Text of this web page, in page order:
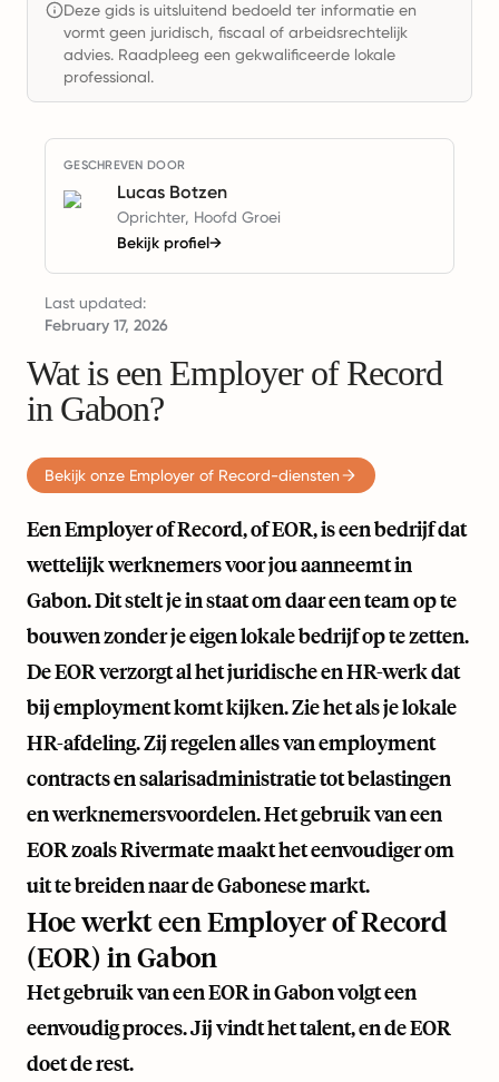
Deze gids is uitsluitend bedoeld ter informatie en
vormt geen juridisch, fiscaal of arbeidsrechtelijk
advies. Raadpleeg een gekwalificeerde lokale
professional.
GESCHREVEN DOOR
Lucas Botzen
Oprichter, Hoofd Groei
Bekijk profiel→
Last updated:
February 17, 2026
Wat is een Employer of Record
in Gabon?
Bekijk onze Employer of Record-diensten
Een Employer of Record, of EOR, is een bedrijf dat
wettelijk werknemers voor jou aanneemt in
Gabon. Dit stelt je in staat om daar een team op te
bouwen zonder je eigen lokale bedrijf op te zetten.
De EOR verzorgt al het juridische en HR-werk dat
bij employment komt kijken. Zie het als je lokale
HR-afdeling. Zij regelen alles van employment
contracts en salarisadministratie tot belastingen
en werknemersvoordelen. Het gebruik van een
EOR zoalsRivermatemaakt het eenvoudiger om
uit te breiden naar de Gabonese markt.
Hoe werkt een Employer of Record
(EOR) in Gabon
Het gebruik van een EOR in Gabon volgt een
eenvoudig proces. Jij vindt het talent, en de EOR
doet de rest.